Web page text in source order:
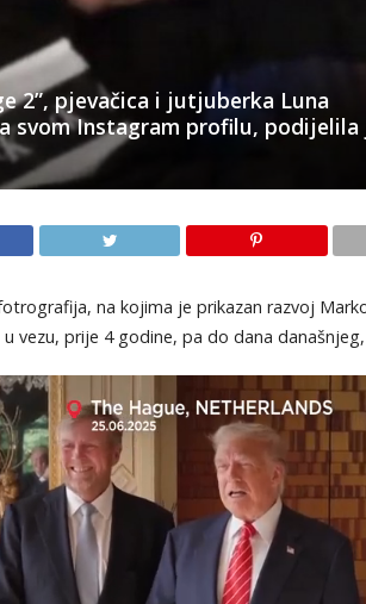
2”, pjevačica i jutjuberka Luna
svom Instagram profilu, podijelila
na kojima je prikazan razvoj
vezu, prije 4 godine, pa do dana